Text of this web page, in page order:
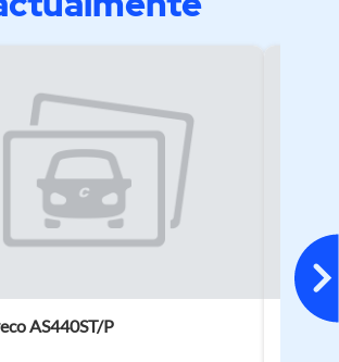
AS440ST/P 2026